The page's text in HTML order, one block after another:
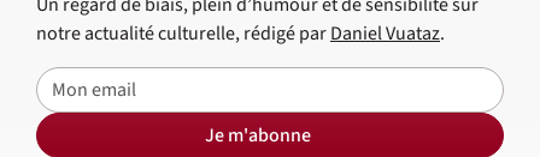
notre actualité culturelle, rédigé parDaniel Vuataz.
E-mail
Je m'abonne